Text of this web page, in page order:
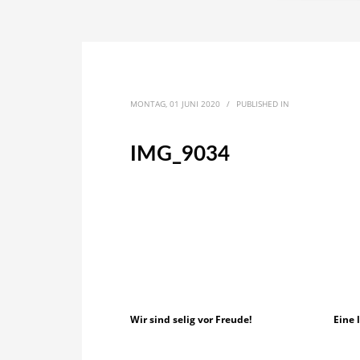
MONTAG, 01 JUNI 2020 / PUBLISHED IN
IMG_9034
Wir sind selig vor Freude! Eine